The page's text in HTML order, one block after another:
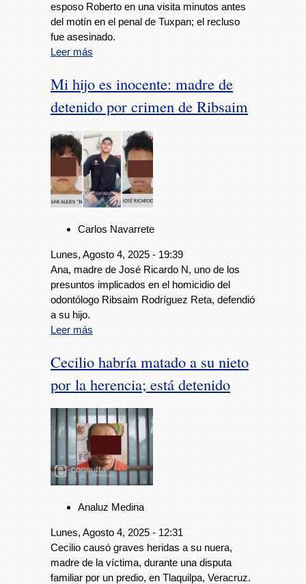
esposo Roberto en una visita minutos antes
del motín en el penal de Tuxpan; el recluso
fue asesinado.
Leer más
Mi hijo es inocente: madre de
detenido por crimen de Ribsaim
Carlos Navarrete
Lunes, Agosto 4, 2025 - 19:39
Ana, madre de José Ricardo N, uno de los
presuntos implicados en el homicidio del
odontólogo Ribsaim Rodríguez Reta, defendió
a su hijo.
Leer más
Cecilio habría matado a su nieto
por la herencia; está detenido
Analuz Medina
Lunes, Agosto 4, 2025 - 12:31
Cecilio causó graves heridas a su nuera,
madre de la víctima, durante una disputa
familiar por un predio, en Tlaquilpa, Veracruz.